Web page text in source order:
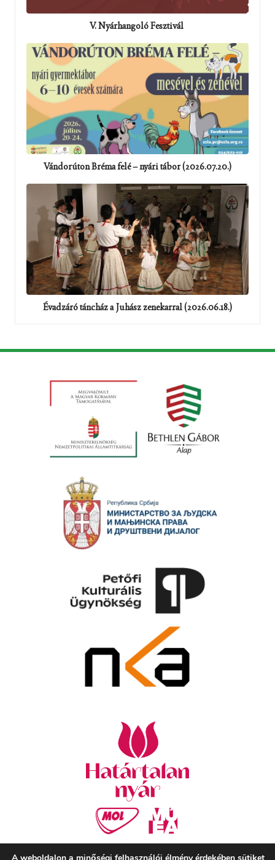
V. Nyárhangoló Fesztivál
Vándorúton Bréma felé – nyári tábor (2026.07.20.)
Évadzáró táncház a Juhász zenekarral (2026.06.18.)